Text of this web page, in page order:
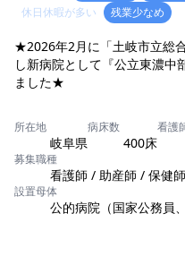
休日休暇が多い
残業少なめ
★2026年2月に「土岐市立総
し新病院として『公立東濃中
所在地
岐阜県
病床数
400床
看護
募集職種
看護師 / 助産師 / 保健師
設置母体
公的病院（国家公務員